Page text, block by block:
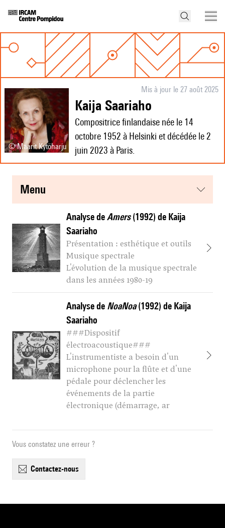
© Maarit Kytöharju
Mis à jour le 27 août 2025
Kaija Saariaho
Compositrice finlandaise née le 14
octobre 1952 à Helsinki et décédée le 2
juin 2023 à Paris.
menu
Analyse deAmers(1992) de Kaija
Saariaho
Présentation : esthétique et outils
Musique spectrale
L'évolution de la musique spectrale
dans les années 1980-19
Analyse de NoaNoa(1992) de Kaija
Saariaho
###Dispositif
électroacoustique###
L'instrumentiste a besoin d'un
microphone pour la flûte et d'une
pédale pour déclencher les
événements de la partie
électronique (démarrage, ar
Vous constatez une erreur ?
contactez-nous